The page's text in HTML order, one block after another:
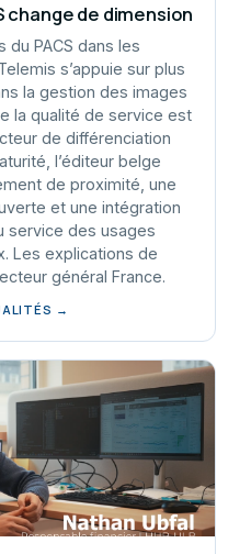
change de dimension
du PACS dans les
s’appuie sur plus
la gestion des images
la qualité de service est
de différenciation
l’éditeur belge
de proximité, une
et une intégration
service des usages
Les explications de
général France.
→